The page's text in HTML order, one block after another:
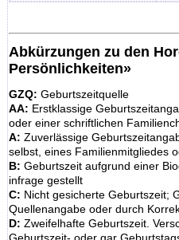
Abkürzungen zu den
Persönlichkeiten»
GZQ: Geburtszeitquelle
AA: Erstklassige
oder einer schriftlichen
A: Zuverlässige
selbst, eines Familienmitgliedes
B: Geburtszeit aufgrund einer
infrage gestellt
C: Nicht gesicherte Geburtszeit;
Quellenangabe oder durch
D: Zweifelhafte Geburtszeit.